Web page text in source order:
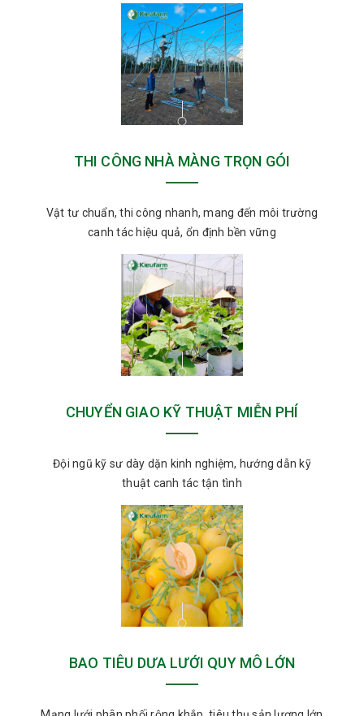
THI CÔNG NHÀ MÀNG TRỌN GÓI
Vật tư chuẩn, thi công nhanh, mang đến môi trường
canh tác hiệu quả, ổn định bền vững
CHUYỂN GIAO KỸ THUẬT MIỄN PHÍ
Đội ngũ kỹ sư dày dặn kinh nghiệm, hướng dẫn kỹ
thuật canh tác tận tình
BAO TIÊU DƯA LƯỚI QUY MÔ LỚN